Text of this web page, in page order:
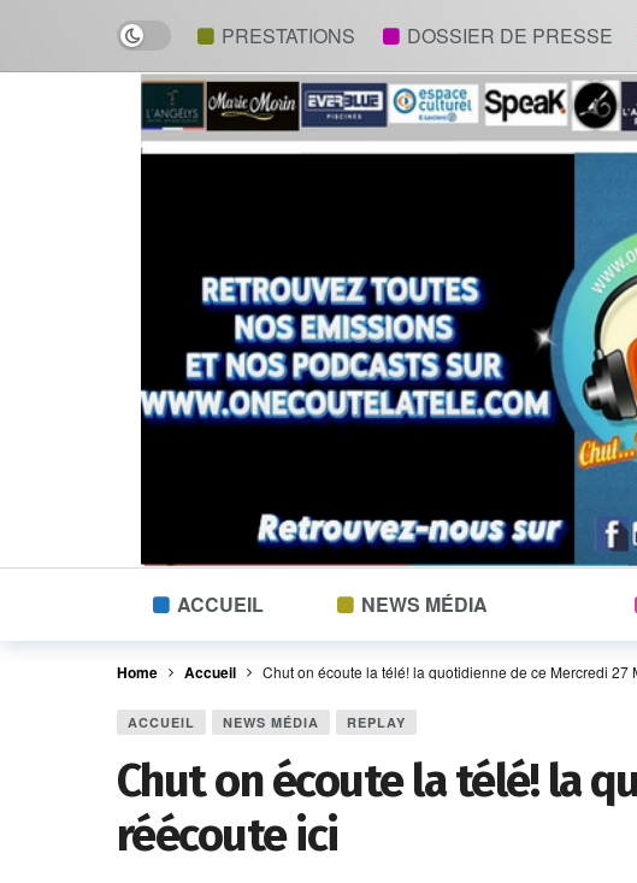
Dark mode PRESTATIONS DOSSIER DE PRESSE
ACCUEIL NEWS MÉDIA
Home Accueil Chut on écoute la télé! la quotidienne de ce Mercredi 27
ACCUEIL NEWS MÉDIA REPLAY
Chut on écoute la télé! la
réécoute ici